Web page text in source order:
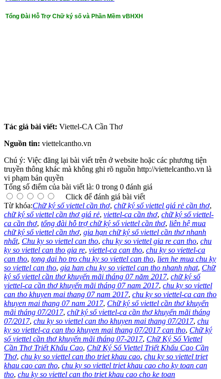
Tổng Đài Hỗ Trợ Chữ ký số và Phần Mềm vBHXH
Tác giả bài viết: Viettel-CA Cần Thơ
Nguồn tin: viettelcantho.vn
Chú ý: Việc đăng lại bài viết trên ở website hoặc các phương tiện
truyền thông khác mà không ghi rõ nguồn http://viettelcantho.vn là
vi phạm bản quyền
Tổng số điểm của bài viết là: 0 trong 0 đánh giá
Click để đánh giá bài viết
Từ khóa:Chữ ký số viettel cần thơ, chữ ký số viettel giá rẻ cần thơ,
chữ ký số viettel cần thơ giá rẻ, viettel-ca cần thơ, chữ ký số viettel-
ca cần thơ, tổng đài hỗ trợ chữ ký số viettel cần thơ, liên hệ mua
chữ ký số viettel cần thơ, gia hạn chữ ký số viettel cần thơ nhanh
nhất, Chu ky so viettel can tho, chu ky so viettel gia re can tho, chu
ky so viettel can tho gia re, viettel-ca can tho, chu ky so viettel-ca
can tho, tong dai ho tro chu ky so viettel can tho, lien he mua chu ky
so viettel can tho, gia han chu ky so viettel can tho nhanh nhat, Chữ
ký số viettel cần thơ khuyến mãi tháng 07 năm 2017, chữ ký số
viettel-ca cần thơ khuyến mãi tháng 07 nam 2017, chu ky so viettel
can tho khuyen mai thang 07 nam 2017, chu ky so viettel-ca can tho
khuyen mai thang 07 nam 2017, Chữ ký số viettel cần thơ khuyến
mãi tháng 07/2017, chữ ký số viettel-ca cần thơ khuyến mãi tháng
07/2017, chu ky so viettel can tho khuyen mai thang 07/2017, chu
ky so viettel-ca can tho khuyen mai thang 07/2017 can tho, Chữ ký
số viettel cần thơ khuyến mãi tháng 07-2017, Chữ Ký Số Viettel
Cần Thơ Triết Khấu Cao, Chữ Ký Số Viettel Triết Khấu Cao Cần
Thơ, chu ky so viettel can tho triet khau cao, chu ky so viettel triet
khau cao can tho, chu ky so viettel triet khau cao cho ky toan can
tho, chu ky so viettel can tho triet khau cao cho ke toan